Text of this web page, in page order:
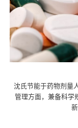
沈氏节能于药物剂量
管理方面，兼备科学